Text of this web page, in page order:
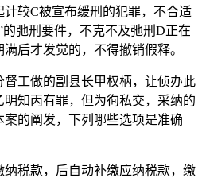
较C被宣布缓刑的犯罪，不合适
弛刑要件，不克不及弛刑D正在
后才发觉的，不得撤销假释。
工做的副县长甲权柄，让侦办此
知丙有罪，但为徇私交，采纳的
的阐发，下列哪些选项是准确
款，后自动补缴应纳税款，缴